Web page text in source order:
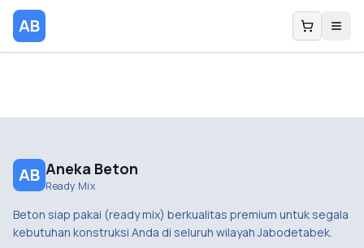
AB
AB Aneka Beton
Ready Mix
Beton siap pakai (ready mix) berkualitas premium untuk segala
kebutuhan konstruksi Anda di seluruh wilayah Jabodetabek.